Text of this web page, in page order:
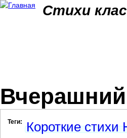
Стихи
Теги: Короткие стихи